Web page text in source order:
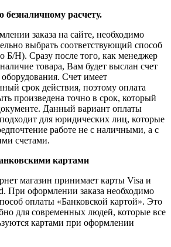
безналичному расчету.
заказа на сайте, необходимо
выбрать соответствующий способ
Б/Н). Сразу после того, как менеджер
товара, Вам будет выслан счет
Счет имеет
срок действия, поэтому оплата
произведена точно в срок, который
Данный вариант оплаты
для юридических лиц, которые
работе не с наличными, а с
счетами.
картами
магазин принимает карты Visa и
При оформлении заказа необходимо
оплаты «Банковской картой». Это
для современных людей, которые все
картами при оформлении